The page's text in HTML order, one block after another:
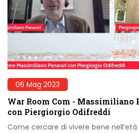
06 Mag 2023
War Room Com - Massimiliano
con Piergiorgio Odifreddi
Come cercare di vivere bene